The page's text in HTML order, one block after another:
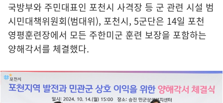
국방부와 주민대표인 포천시 사격장 등 군 관련 시설 범
시민대책위원회(범대위), 포천시, 5군단은 14일 포천
영평훈련장에서 모든 주한미군 훈련 보장을 포함하는
양해각서를 체결했다.